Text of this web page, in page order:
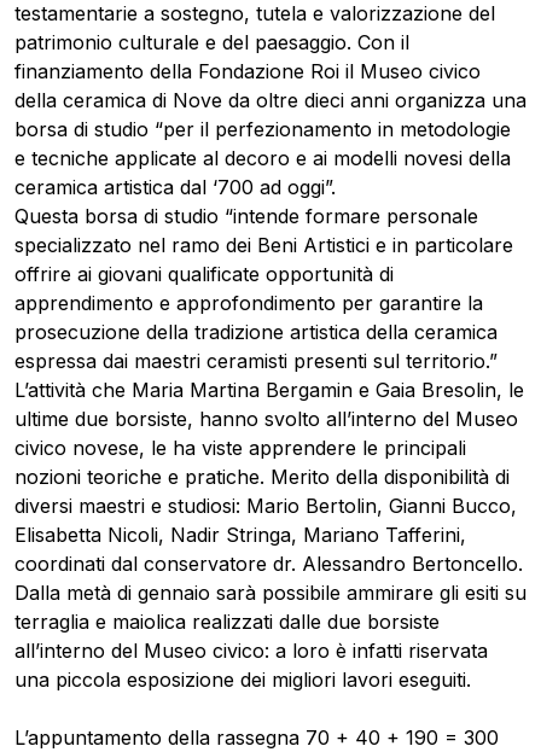
testamentarie a sostegno, tutela e valorizzazione del
patrimonio culturale e del paesaggio. Con il
finanziamento della Fondazione Roi il Museo civico
della ceramica di Nove da oltre dieci anni organizza una
borsa di studio “per il perfezionamento in metodologie
e tecniche applicate al decoro e ai modelli novesi della
ceramica artistica dal ‘700 ad oggi”.
Questa borsa di studio “intende formare personale
specializzato nel ramo dei Beni Artistici e in particolare
offrire ai giovani qualificate opportunità di
apprendimento e approfondimento per garantire la
prosecuzione della tradizione artistica della ceramica
espressa dai maestri ceramisti presenti sul territorio.”
L’attività che Maria Martina Bergamin e Gaia Bresolin, le
ultime due borsiste, hanno svolto all’interno del Museo
civico novese, le ha viste apprendere le principali
nozioni teoriche e pratiche. Merito della disponibilità di
diversi maestri e studiosi: Mario Bertolin, Gianni Bucco,
Elisabetta Nicoli, Nadir Stringa, Mariano Tafferini,
coordinati dal conservatore dr. Alessandro Bertoncello.
Dalla metà di gennaio sarà possibile ammirare gli esiti su
terraglia e maiolica realizzati dalle due borsiste
all’interno del Museo civico: a loro è infatti riservata
una piccola esposizione dei migliori lavori eseguiti.
L’appuntamento della rassegna 70 + 40 + 190 = 300